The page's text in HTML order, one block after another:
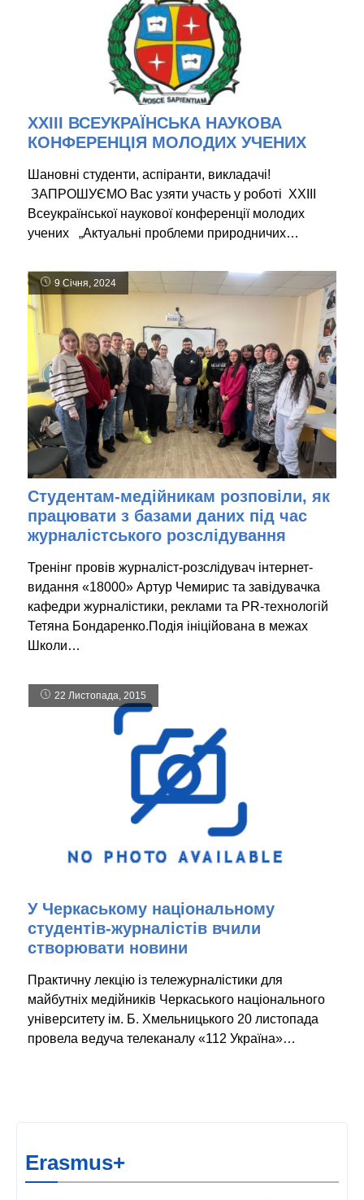
ХХІІІ ВСЕУКРАЇНСЬКА НАУКОВА
КОНФЕРЕНЦІЯ МОЛОДИХ УЧЕНИХ
Шановні студенти, аспіранти, викладачі!
ЗАПРОШУЄМО Вас узяти участь у роботі XХІІІ
Всеукраїнської наукової конференції молодих
учених „Актуальні проблеми природничих…
9 Січня, 2024
Студентам-медійникам розповіли, як
працювати з базами даних під час
журналістського розслідування
Тренінг провів журналіст-розслідувач інтернет-
видання «18000» Артур Чемирис та завідувачка
кафедри журналістики, реклами та PR-технологій
Тетяна Бондаренко.Подія ініційована в межах
Школи…
22 Листопада, 2015
У Черкаському національному
студентів-журналістів вчили
створювати новини
Практичну лекцію із тележурналістики для
майбутніх медійників Черкаського національного
університету ім. Б. Хмельницького 20 листопада
провела ведуча телеканалу «112 Україна»…
Erasmus+